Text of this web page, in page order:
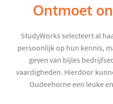
Ontmoet
StudyWorks selecteert al
persoonlijk op hun kennis,
geven van bijles
vaardigheden. Hierdoor
Oudeehorne een leuke